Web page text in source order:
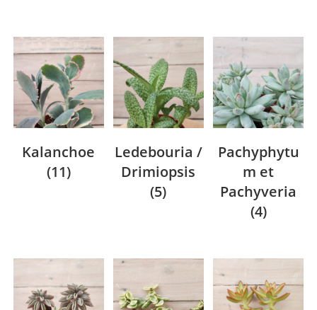
Kalanchoe
(11)
Ledebouria /
Drimiopsis
(5)
Pachyphytu
m et
Pachyveria
(4)